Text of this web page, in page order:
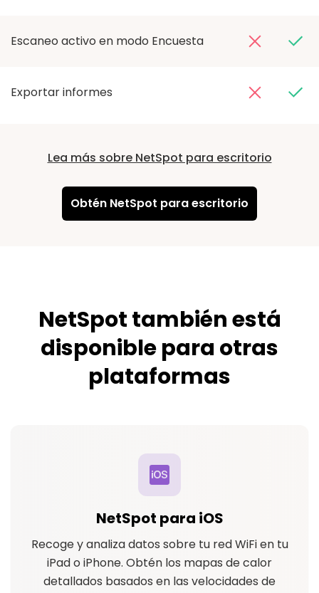
Escaneo activo en modo Encuesta
Exportar informes
Lea más sobre NetSpot para escritorio
Obtén NetSpot para escritorio
NetSpot también está
disponible para otras
plataformas
NetSpot para iOS
Recoge y analiza datos sobre tu red WiFi en tu
iPad o iPhone. Obtén los mapas de calor
detallados basados en las velocidades de